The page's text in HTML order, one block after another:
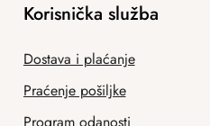
Korisnička služba
Dostava i plaćanje
Praćenje pošiljke